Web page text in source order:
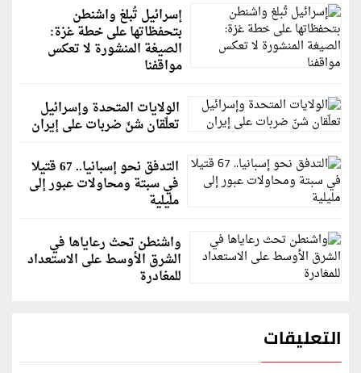
إسرائيل تُبلغ واشنطن
بتحفظاتها على خطة غزة:
الصيغة المنشورة لا تعكس
مواقفنا
الولايات المتحدة وإسرائيل
تعلّقان شنّ ضربات على إيران
التدفق نحو إسبانيا.. 67 قتيلا
في سبتة ومحاولات عبور إلى
مليلية
واشنطن تحث رعاياها في
الشرق الأوسط على الاستعداد
للمغادرة
التعليقات